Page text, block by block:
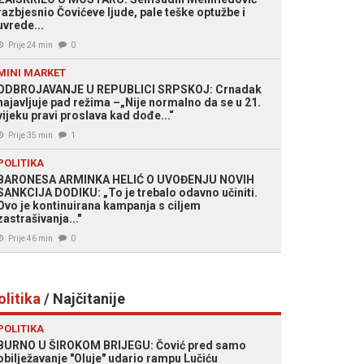
Čovićeve ljude, pale teške optužbe i
Prije 24 min 0
MARKET
U REPUBLICI SRPSKOJ: Crnadak
pad režima –„Nije normalno da se u 21.
pravi proslava kad dođe...“
Prije 35 min 1
ARMINKA HELIĆ O UVOĐENJU NOVIH
DODIKU: „To je trebalo odavno učiniti.
je kontinuirana kampanja s ciljem
Prije 46 min 0
/ Najčitanije
U ŠIROKOM BRIJEGU: Čović pred samo
"Oluje" udario rampu Lučiću